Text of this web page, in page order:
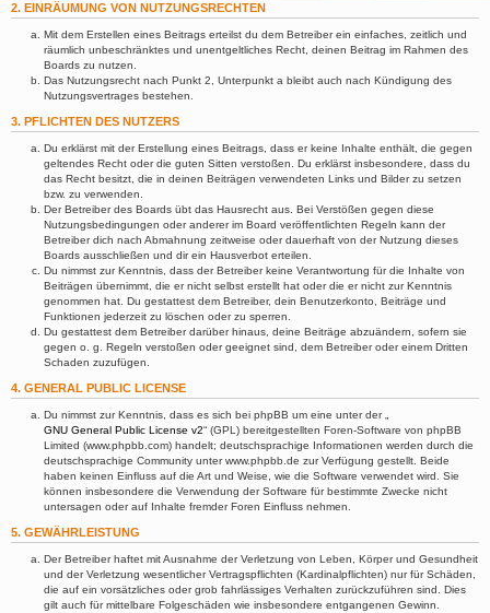
2. EINRÄUMUNG VON NUTZUNGSRECHTEN
Mit dem Erstellen eines Beitrags erteilst du dem Betreiber ein einfaches, zeitlich und
räumlich unbeschränktes und unentgeltliches Recht, deinen Beitrag im Rahmen des
Boards zu nutzen.
Das Nutzungsrecht nach Punkt 2, Unterpunkt a bleibt auch nach Kündigung des
Nutzungsvertrages bestehen.
3. PFLICHTEN DES NUTZERS
Du erklärst mit der Erstellung eines Beitrags, dass er keine Inhalte enthält, die gegen
geltendes Recht oder die guten Sitten verstoßen. Du erklärst insbesondere, dass du
das Recht besitzt, die in deinen Beiträgen verwendeten Links und Bilder zu setzen
bzw. zu verwenden.
Der Betreiber des Boards übt das Hausrecht aus. Bei Verstößen gegen diese
Nutzungsbedingungen oder anderer im Board veröffentlichten Regeln kann der
Betreiber dich nach Abmahnung zeitweise oder dauerhaft von der Nutzung dieses
Boards ausschließen und dir ein Hausverbot erteilen.
Du nimmst zur Kenntnis, dass der Betreiber keine Verantwortung für die Inhalte von
Beiträgen übernimmt, die er nicht selbst erstellt hat oder die er nicht zur Kenntnis
genommen hat. Du gestattest dem Betreiber, dein Benutzerkonto, Beiträge und
Funktionen jederzeit zu löschen oder zu sperren.
Du gestattest dem Betreiber darüber hinaus, deine Beiträge abzuändern, sofern sie
gegen o. g. Regeln verstoßen oder geeignet sind, dem Betreiber oder einem Dritten
Schaden zuzufügen.
4. GENERAL PUBLIC LICENSE
Du nimmst zur Kenntnis, dass es sich bei phpBB um eine unter der „
GNU General Public License v2“ (GPL) bereitgestellten Foren-Software von phpBB
Limited (www.phpbb.com) handelt; deutschsprachige Informationen werden durch die
deutschsprachige Community unter www.phpbb.de zur Verfügung gestellt. Beide
haben keinen Einfluss auf die Art und Weise, wie die Software verwendet wird. Sie
können insbesondere die Verwendung der Software für bestimmte Zwecke nicht
untersagen oder auf Inhalte fremder Foren Einfluss nehmen.
5. GEWÄHRLEISTUNG
Der Betreiber haftet mit Ausnahme der Verletzung von Leben, Körper und Gesundheit
und der Verletzung wesentlicher Vertragspflichten (Kardinalpflichten) nur für Schäden,
die auf ein vorsätzliches oder grob fahrlässiges Verhalten zurückzuführen sind. Dies
gilt auch für mittelbare Folgeschäden wie insbesondere entgangenen Gewinn.